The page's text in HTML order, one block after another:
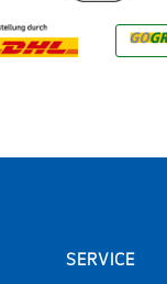
SERVICE